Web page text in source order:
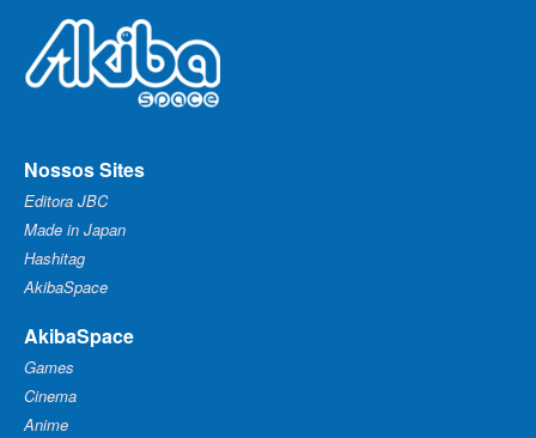
Nossos Sites
Editora JBC
Made in Japan
Hashitag
AkibaSpace
AkibaSpace
Games
Cinema
Anime